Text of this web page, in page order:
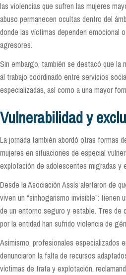
las violencias que sufren las mujeres
abuso permanecen ocultas dentro del
donde las víctimas dependen emocional
agresores.
Sin embargo, también se destacó que la
al trabajo coordinado entre servicios
especializadas, así como a una mayor
Vulnerabilidad y
La jornada también abordó otras formas
mujeres en situaciones de especial
explotación de adolescentes migradas y
Desde la Asociación Assís alertaron de
viven un “sinhogarismo invisible”: tienen
de un entorno seguro y estable. Tres de
por la entidad han sufrido violencia de
Asimismo, profesionales especializados
denunciaron la falta de recursos
víctimas de trata y explotación,